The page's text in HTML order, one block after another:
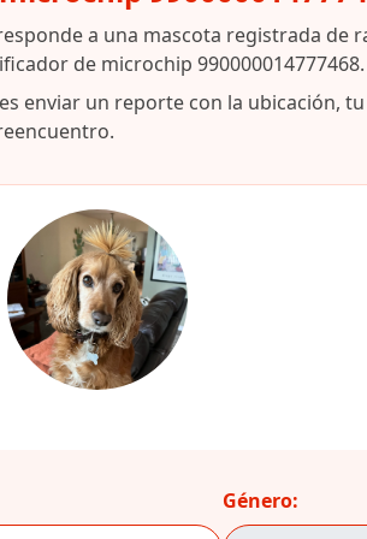
a una mascota registrada de
de microchip 990000014777468.
enviar un reporte con la ubicación,
Género: